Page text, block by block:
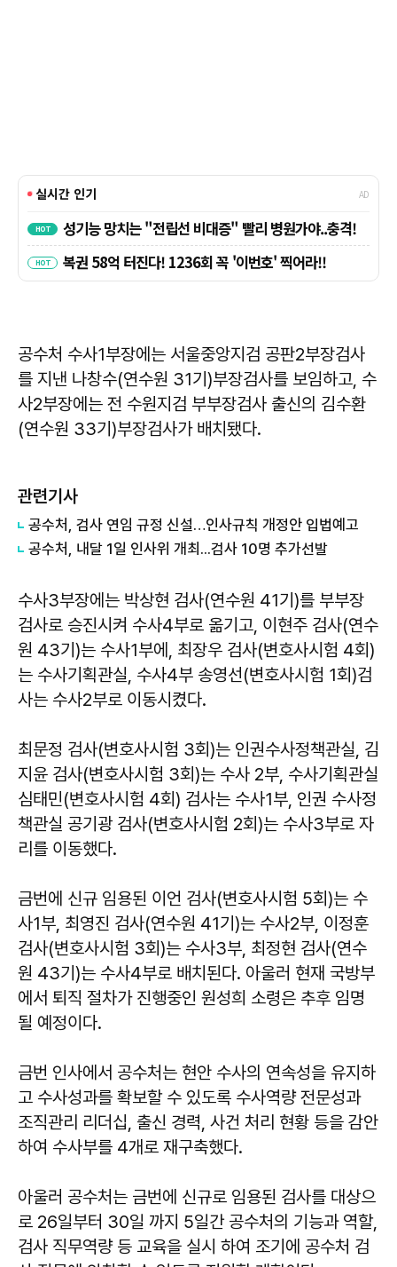
공수처 수사1부장에는 서울중앙지검 공판2부장검사
를 지낸 나창수(연수원 31기)부장검사를 보임하고, 수
사2부장에는 전 수원지검 부부장검사 출신의 김수환
(연수원 33기)부장검사가 배치됐다.
관련기사
공수처, 검사 연임 규정 신설…인사규칙 개정안 입법예고
공수처, 내달 1일 인사위 개최...검사 10명 추가선발
수사3부장에는 박상현 검사(연수원 41기)를 부부장
검사로 승진시켜 수사4부로 옮기고, 이현주 검사(연수
원 43기)는 수사1부에, 최장우 검사(변호사시험 4회)
는 수사기획관실, 수사4부 송영선(변호사시험 1회)검
사는 수사2부로 이동시켰다.
최문정 검사(변호사시험 3회)는 인권수사정책관실, 김
지윤 검사(변호사시험 3회)는 수사 2부, 수사기획관실
심태민(변호사시험 4회) 검사는 수사1부, 인권 수사정
책관실 공기광 검사(변호사시험 2회)는 수사3부로 자
리를 이동했다.
금번에 신규 임용된 이언 검사(변호사시험 5회)는 수
사1부, 최영진 검사(연수원 41기)는 수사2부, 이정훈
검사(변호사시험 3회)는 수사3부, 최정현 검사(연수
원 43기)는 수사4부로 배치된다. 아울러 현재 국방부
에서 퇴직 절차가 진행중인 원성희 소령은 추후 임명
될 예정이다.
금번 인사에서 공수처는 현안 수사의 연속성을 유지하
고 수사성과를 확보할 수 있도록 수사역량 전문성과
조직관리 리더십, 출신 경력, 사건 처리 현황 등을 감안
하여 수사부를 4개로 재구축했다.
아울러 공수처는 금번에 신규로 임용된 검사를 대상으
로 26일부터 30일 까지 5일간 공수처의 기능과 역할,
검사 직무역량 등 교육을 실시 하여 조기에 공수처 검